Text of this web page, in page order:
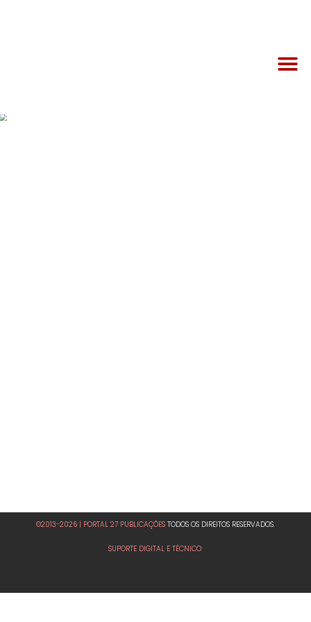
©2013-2026 | PORTAL 27 PUBLICAÇÕES TODOS OS DIREITOS RESERVADOS.
SUPORTE DIGITAL E TÉCNICO: